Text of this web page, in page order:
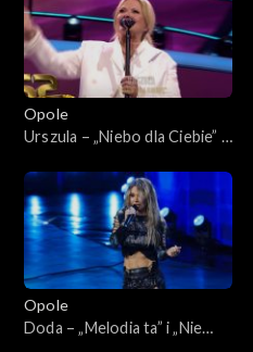
Opole
Urszula – „Niebo dla Ciebie” i
62. KFPP: Koncert
„SuperJedynki”
Opole
Doda – „Melodia ta” i „Nie